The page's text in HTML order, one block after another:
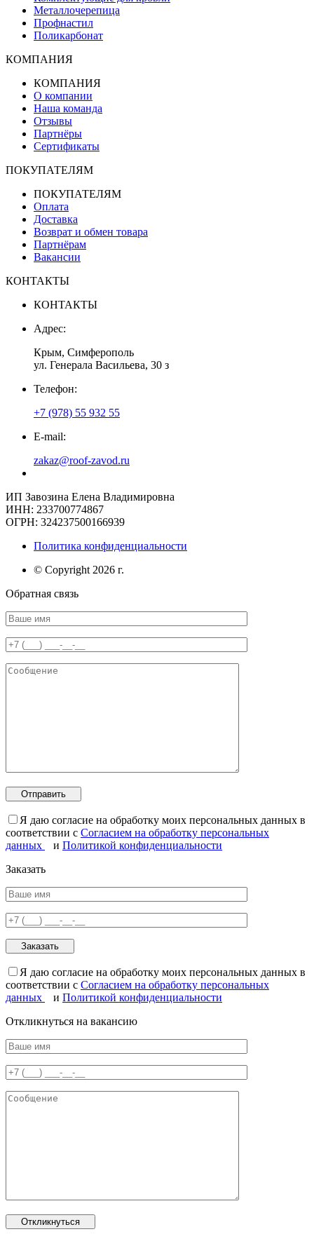
Металлочерепица
Профнастил
Поликарбонат
КОМПАНИЯ
КОМПАНИЯ
О компании
Наша команда
Отзывы
Партнёры
Сертификаты
ПОКУПАТЕЛЯМ
ПОКУПАТЕЛЯМ
Оплата
Доставка
Возврат и обмен товара
Партнёрам
Вакансии
КОНТАКТЫ
КОНТАКТЫ
Адрес:
Крым, Симферополь
ул. Генерала Васильева, 30 з
Телефон:
+7 (978) 55 932 55
E-mail:
zakaz@roof-zavod.ru
ИП Завозина Елена Владимировна
ИНН: 233700774867
ОГРН: 324237500166939
Политика конфиденциальности
© Copyright 2026 г.
Обратная связь
Я даю согласие на обработку моих персональных данных в
соответствии с Согласием на обработку персональных
данных
и Политикой конфиденциальности
Заказать
Я даю согласие на обработку моих персональных данных в
соответствии с Согласием на обработку персональных
данных
и Политикой конфиденциальности
Откликнуться на вакансию